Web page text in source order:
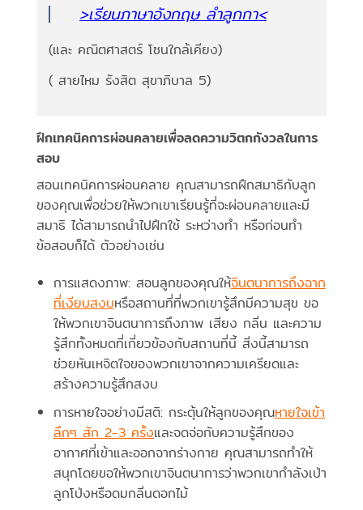
>เรียนภาษาอังกฤษ ลำลูกกา<
(และ คณิตศาสตร์ โซนใกล้เคียง)
( สายไหม รังสิต สุขาภิบาล 5)
ฝึกเทคนิคการผ่อนคลายเพื่อลดความวิตกกังวลในการ
สอบ
สอนเทคนิคการผ่อนคลาย คุณสามารถฝึกสมาธิกับลูก
ของคุณเพื่อช่วยให้พวกเขาเรียนรู้ที่จะผ่อนคลายและมี
สมาธิ ได้สามารถนำไปฝึกใช้ ระหว่างทำ หรือก่อนทำ
ข้อสอบก็ได้ ตัวอย่างเช่น
การแสดงภาพ: สอนลูกของคุณให้จินตนาการถึงฉาก
ที่เงียบสงบหรือสถานที่ที่พวกเขารู้สึกมีความสุข ขอ
ให้พวกเขาจินตนาการถึงภาพ เสียง กลิ่น และความ
รู้สึกทั้งหมดที่เกี่ยวข้องกับสถานที่นี้ สิ่งนี้สามารถ
ช่วยหันเหจิตใจของพวกเขาจากความเครียดและ
สร้างความรู้สึกสงบ
การหายใจอย่างมีสติ: กระตุ้นให้ลูกของคุณหายใจเข้า
ลึกๆ สัก 2-3 ครั้งและจดจ่อกับความรู้สึกของ
อากาศที่เข้าและออกจากร่างกาย คุณสามารถทำให้
สนุกโดยขอให้พวกเขาจินตนาการว่าพวกเขากำลังเป่า
ลูกโป่งหรือดมกลิ่นดอกไม้